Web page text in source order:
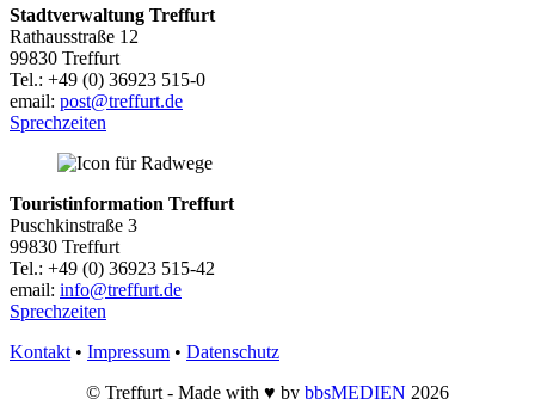
Stadtverwaltung Treffurt
Rathausstraße 12
99830 Treffurt
Tel.: +49 (0) 36923 515-0
email: post@treffurt.de
Sprechzeiten
Touristinformation Treffurt
Puschkinstraße 3
99830 Treffurt
Tel.: +49 (0) 36923 515-42
email: info@treffurt.de
Sprechzeiten
Kontakt • Impressum • Datenschutz
© Treffurt - Made with ♥ by bbsMEDIEN 2026